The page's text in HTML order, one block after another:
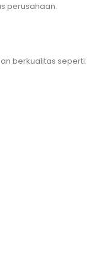
perusahaan.
berkualitas seperti: